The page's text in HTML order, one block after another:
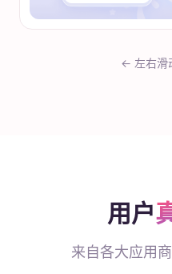
← 左右滑
用户
来自各大应用